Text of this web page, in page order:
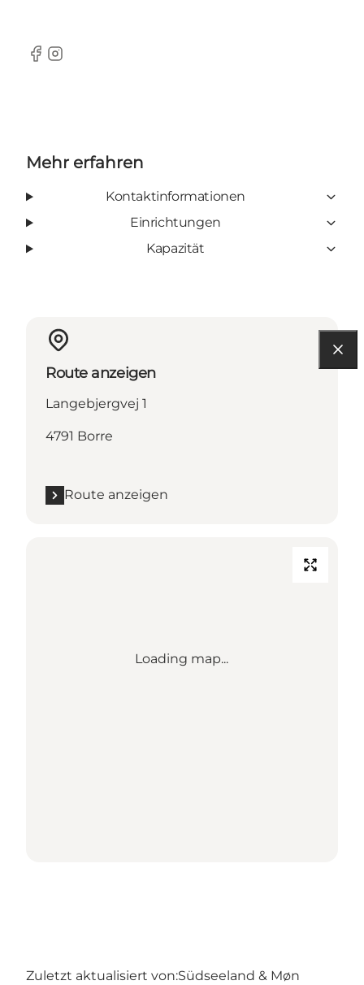
Facebook
Instagram
Mehr erfahren
Kontaktinformationen
Einrichtungen
Kapazität
Route anzeigen
Langebjergvej 1
4791 Borre
Route anzeigen
Loading map...
Zuletzt aktualisiert von:Südseeland & Møn